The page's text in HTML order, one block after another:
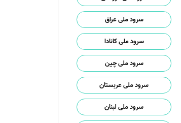
سرود ملی عراق
سرود ملی کانادا
سرود ملی چین
سرود ملی عربستان
سرود ملی لبنان